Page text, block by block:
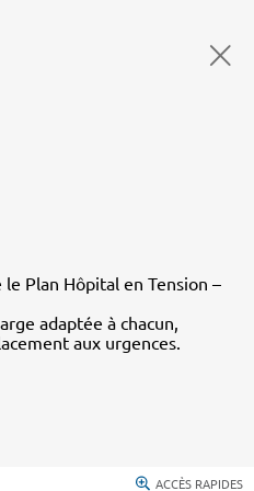
Plan Hôpital en Tension –
adaptée à chacun,
aux urgences.
ACCÈS RAPIDES